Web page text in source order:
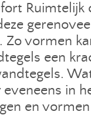
vormen
een
in
en